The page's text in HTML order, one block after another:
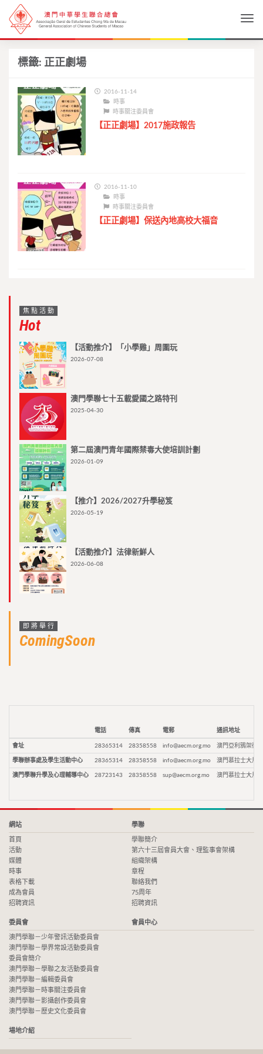
標籤: 正正劇場
2016-11-14
時事
時事關注委員會
【正正劇場】2017施政報告
2016-11-10
時事
時事關注委員會
【正正劇場】保送內地高校大福音
焦點活動
Hot
【活動推介】「小學雞」周圍玩
2026-07-08
澳門學聯七十五載愛國之路特刊
2025-04-30
第二屆澳門青年國際禁毒大使培訓計劃
2026-01-09
【推介】2026/2027升學秘笈
2026-05-19
【活動推介】法律新鮮人
2026-06-08
即將舉行
ComingSoon
電話 傳真 電郵 通訊地址
會址 28365314 28358558 info@aecm.org.mo 澳門亞利鴉架街9
學聯辦事處及學生活動中心 28365314 28358558 info@aecm.org.mo 澳門慕拉士大馬
澳門學聯升學及心理輔導中心 28723143 28358558 sup@aecm.org.mo 澳門慕拉士大馬
網站
首頁
活動
媒體
時事
表格下載
成為會員
招聘資訊
學聯
學聯簡介
第六十三屆會員大會、理監事會架構
組織架構
章程
聯絡我們
75周年
招聘資訊
委員會
澳門學聯－少年警訊活動委員會
澳門學聯－學界常設活動委員會
委員會簡介
澳門學聯－學聯之友活動委員會
澳門學聯－編輯委員會
澳門學聯－時事關注委員會
澳門學聯－影攝創作委員會
澳門學聯－歷史文化委員會
會員中心
場地介紹